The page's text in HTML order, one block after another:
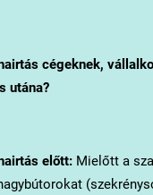
cégeknek,
utána?
előtt:Mielőtt a